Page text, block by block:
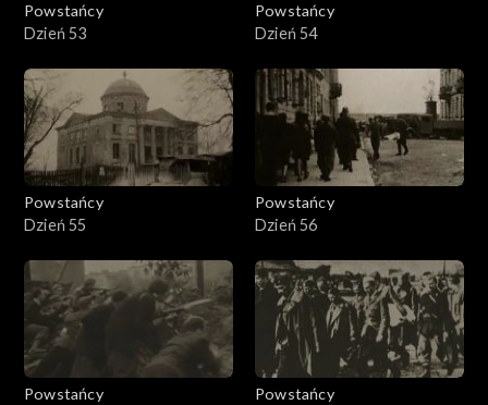
Powstańcy
Dzień 53
Powstańcy
Dzień 54
Powstańcy
Dzień 55
Powstańcy
Dzień 56
Powstańcy
Powstańcy